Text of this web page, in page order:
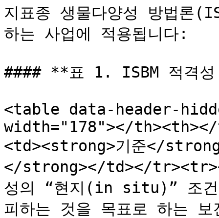
지표종 생물다양성 방법론
하는 사업에 적용됩니다:
#### **표 1. ISBM 적격
<table data-header-
width="178"></
<td><strong>기준</
</strong></td></
성의 “현지(in situ)” 조건
피하는 것을 목표로 하는